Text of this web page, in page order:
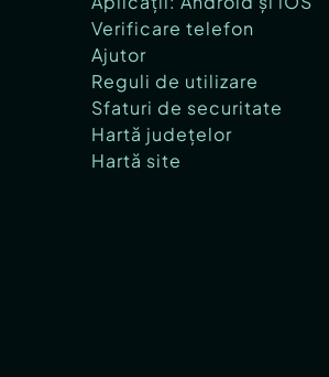
Verificare telefon
Ajutor
Reguli de utilizare
Sfaturi de securitate
Hartă județelor
Hartă site